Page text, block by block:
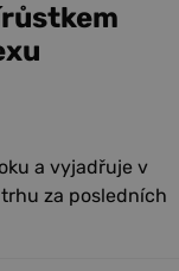
a vyjadřuje v
za posledních